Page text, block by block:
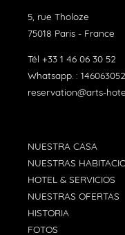
5, rue Tholoze
75018 Paris - France
Tél +33 1 46 06 30 52
Whatsapp. : 146063052
reservation@arts-
NUESTRA CASA
NUESTRAS
HOTEL & SERVICIOS
NUESTRAS OFERTAS
HISTORIA
FOTOS